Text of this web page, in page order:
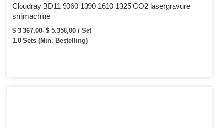
Cloudray BD11 9060 1390 1610 1325 CO2 lasergravure
snijmachine
$ 3.367,00- $ 5.358,00 / Set
1.0 Sets (Min. Bestelling)